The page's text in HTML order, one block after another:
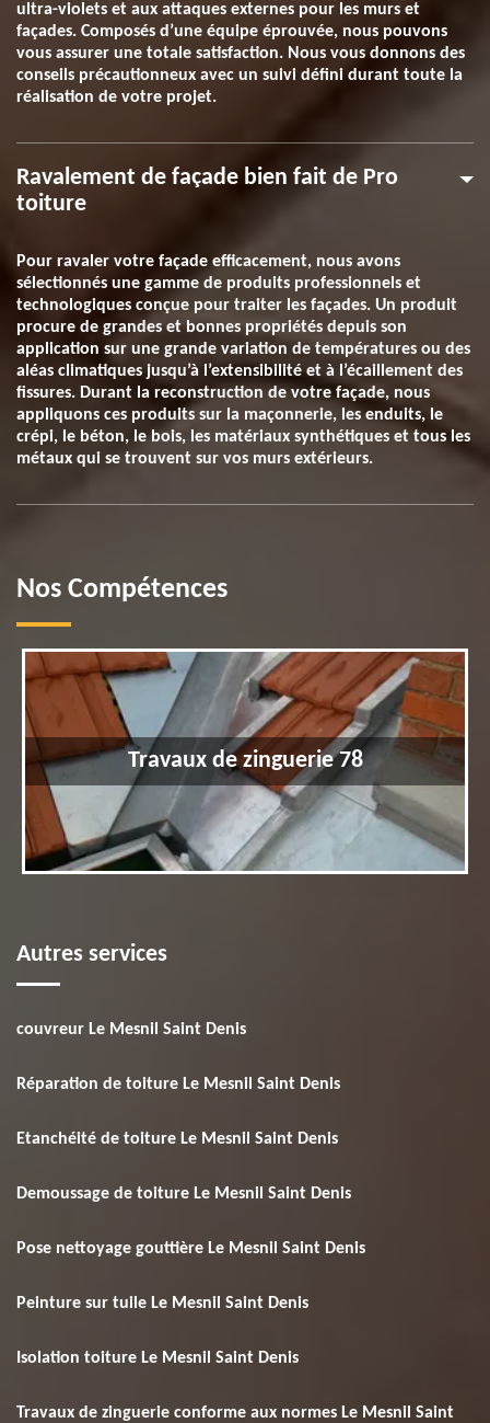
ultra-violets et aux attaques externes pour les murs et
façades. Composés d’une équipe éprouvée, nous pouvons
vous assurer une totale satisfaction. Nous vous donnons des
conseils précautionneux avec un suivi défini durant toute la
réalisation de votre projet.
Ravalement de façade bien fait de Pro
toiture
Pour ravaler votre façade efficacement, nous avons
sélectionnés une gamme de produits professionnels et
technologiques conçue pour traiter les façades. Un produit
procure de grandes et bonnes propriétés depuis son
application sur une grande variation de températures ou des
aléas climatiques jusqu’à l’extensibilité et à l’écaillement des
fissures. Durant la reconstruction de votre façade, nous
appliquons ces produits sur la maçonnerie, les enduits, le
crépi, le béton, le bois, les matériaux synthétiques et tous les
métaux qui se trouvent sur vos murs extérieurs.
Nos Compétences
Travaux de zinguerie 78
Autres services
couvreur Le Mesnil Saint Denis
Réparation de toiture Le Mesnil Saint Denis
Etanchéité de toiture Le Mesnil Saint Denis
Demoussage de toiture Le Mesnil Saint Denis
Pose nettoyage gouttière Le Mesnil Saint Denis
Peinture sur tuile Le Mesnil Saint Denis
Isolation toiture Le Mesnil Saint Denis
Travaux de zinguerie conforme aux normes Le Mesnil Saint